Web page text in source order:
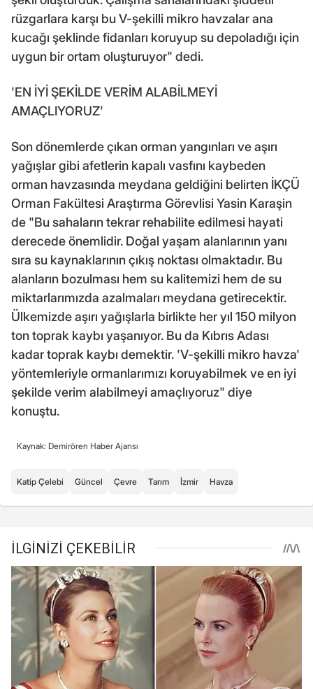
rüzgarlara karşı bu V-şekilli mikro havzalar ana
kucağı şeklinde fidanları koruyup su depoladığı için
uygun bir ortam oluşturuyor" dedi.
'EN İYİ ŞEKİLDE VERİM ALABİLMEYİ
AMAÇLIYORUZ'
Son dönemlerde çıkan orman yangınları ve aşırı
yağışlar gibi afetlerin kapalı vasfını kaybeden
orman havzasında meydana geldiğini belirten İKÇÜ
Orman Fakültesi Araştırma Görevlisi Yasin Karaşin
de "Bu sahaların tekrar rehabilite edilmesi hayati
derecede önemlidir. Doğal yaşam alanlarının yanı
sıra su kaynaklarının çıkış noktası olmaktadır. Bu
alanların bozulması hem su kalitemizi hem de su
miktarlarımızda azalmaları meydana getirecektir.
Ülkemizde aşırı yağışlarla birlikte her yıl 150 milyon
ton toprak kaybı yaşanıyor. Bu da Kıbrıs Adası
kadar toprak kaybı demektir. 'V-şekilli mikro havza'
yöntemleriyle ormanlarımızı koruyabilmek ve en iyi
şekilde verim alabilmeyi amaçlıyoruz" diye
konuştu.
Kaynak: Demirören Haber Ajansı
Katip Çelebi Güncel Çevre Tarım İzmir Havza